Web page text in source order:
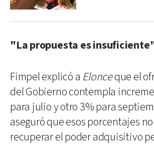
"La propuesta es
Fimpel explicó a Elonceque el
del Gobierno contempla
para julio y otro 3% para
aseguró que esos porcentajes
recuperar el poder adquisitivo